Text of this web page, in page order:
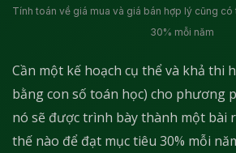
Tính toán về giá mua và giá bán hợp lý cũng có
30% mỗi năm
Cần một kế hoạch cụ thể và khả thi
bằng con số toán học) cho phương
nó sẽ được trình bày thành một bài
thế nào để đạt mục tiêu 30% mỗi